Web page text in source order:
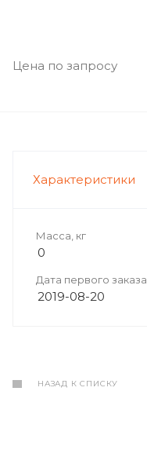
Цена по запросу
Характеристики
Масса, кг
0
Дата первого заказа
2019-08-20
НАЗАД К СПИСКУ